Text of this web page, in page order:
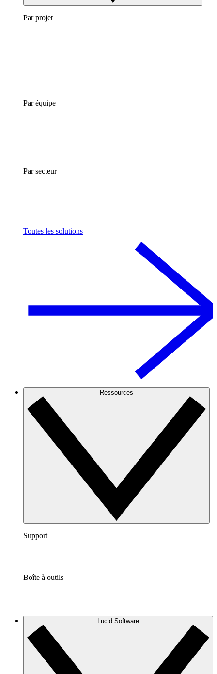
Par projet
Par équipe
Par secteur
Toutes les solutions
Ressources
Support
Boîte à outils
Lucid Software